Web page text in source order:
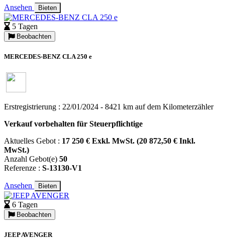
Ansehen Bieten
5 Tagen
Beobachten
MERCEDES-BENZ CLA 250 e
Erstregistrierung : 22/01/2024 - 8421 km auf dem Kilometerzähler
Verkauf vorbehalten für Steuerpflichtige
Aktuelles Gebot : 17 250 € Exkl. MwSt. (20 872,50 € Inkl.
MwSt.)
Anzahl Gebot(e) 50
Referenze : S-13130-V1
Ansehen Bieten
6 Tagen
Beobachten
JEEP AVENGER